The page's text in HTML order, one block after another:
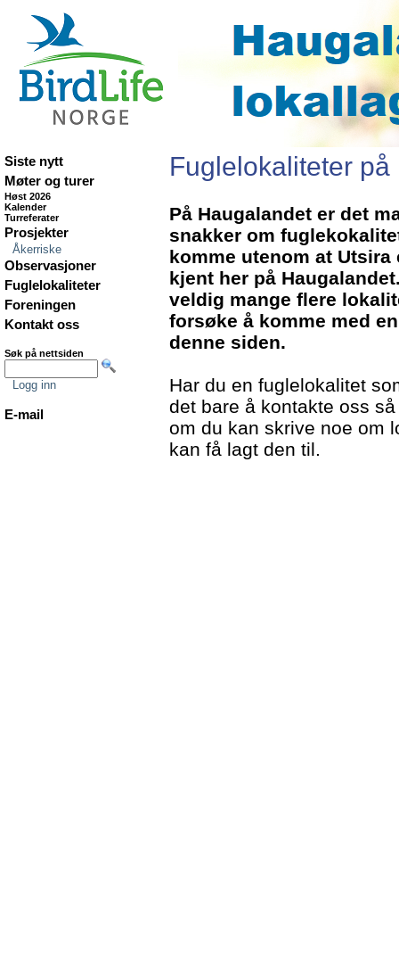
Siste nytt
Møter og turer
Høst 2026
Kalender
Turreferater
Prosjekter
Åkerriske
Observasjoner
Fuglelokaliteter
Foreningen
Kontakt oss
Søk på nettsiden
Logg inn
E-mail
Fuglelokaliteter
På Haugalandet er det
snakker om
komme utenom at
kjent her på
veldig mange flere
forsøke å komme med
denne siden.
Har du en fuglelokalitet
det bare å kontakte oss
om du kan skrive noe om
kan få lagt den til.